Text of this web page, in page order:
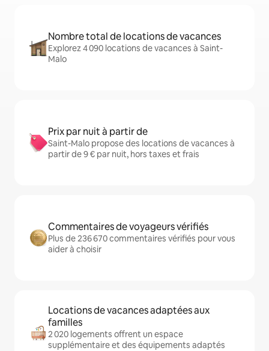
Nombre total de locations de vacances
Explorez 4 090 locations de vacances à Saint-
Malo
Prix par nuit à partir de
Saint-Malo propose des locations de vacances à
partir de 9 € par nuit, hors taxes et frais
Commentaires de voyageurs vérifiés
Plus de 236 670 commentaires vérifiés pour vous
aider à choisir
Locations de vacances adaptées aux
familles
2 020 logements offrent un espace
supplémentaire et des équipements adaptés